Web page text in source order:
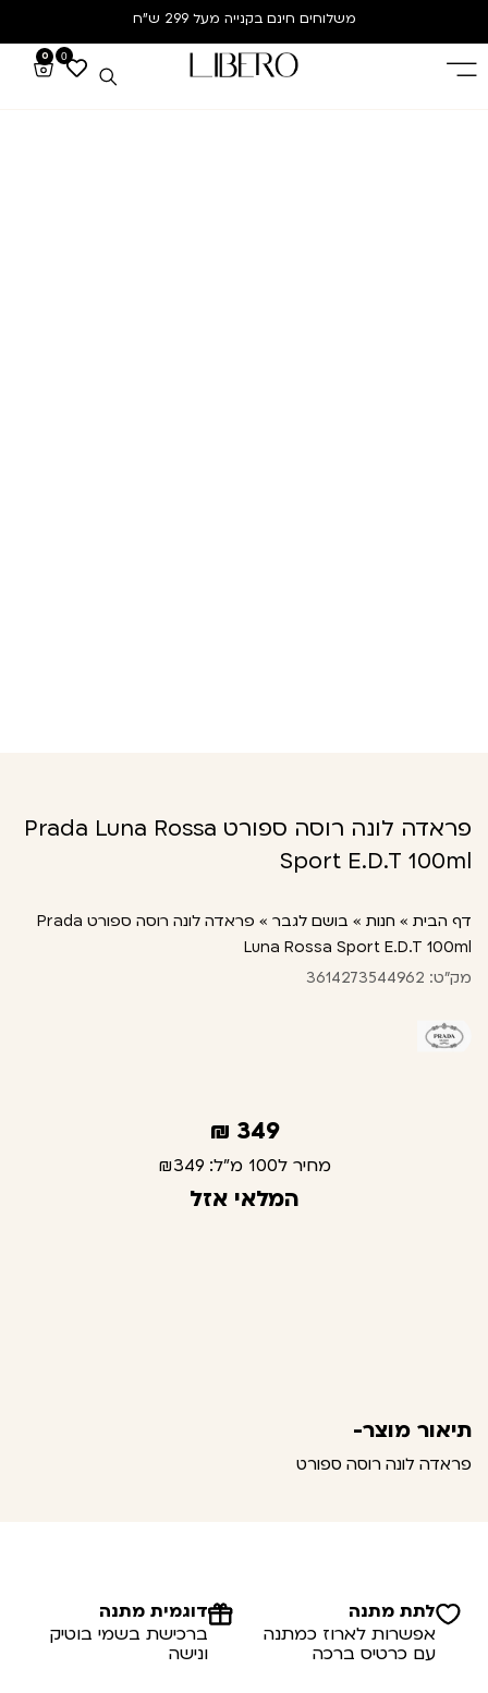
משלוחים חינם בקנייה מעל 299 ש”ח
0
0
פראדה לונה רוסה ספורט Prada Luna Rossa
Sport E.D.T 100ml
דף הבית » חנות » בושם לגבר »
פראדה לונה רוסה ספורט Prada
Luna Rossa Sport E.D.T 100ml
מק"ט: 3614273544962
349
₪
מחיר ל100 מ"ל: ₪349
המלאי אזל
תיאור מוצר-
פראדה לונה רוסה ספורט
לתת מתנה
אפשרות לארוז כמתנה
עם כרטיס ברכה
דוגמית מתנה
ברכישת בשמי בוטיק
ונישה